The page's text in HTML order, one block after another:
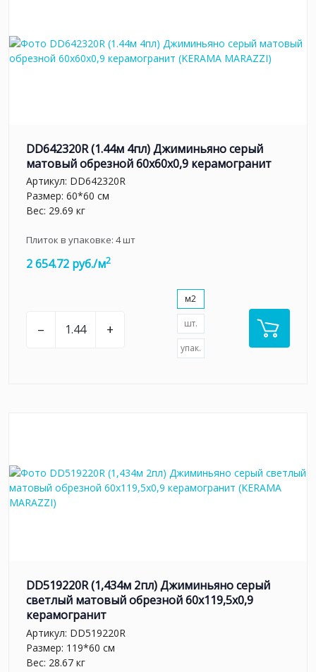
DD642320R (1.44м 4пл) Джиминьяно серый
матовый обрезной 60х60x0,9 керамогранит
Артикул: DD642320R
Размер: 60*60 см
Вес: 29.69 кг
Плиток в упаковке: 4шт
2 654.72 руб./м2
– +
м2
шт.
упак.
DD519220R (1,434м 2пл) Джиминьяно серый
светлый матовый обрезной 60х119,5x0,9
керамогранит
Артикул: DD519220R
Размер: 119*60 см
Вес: 28.67 кг